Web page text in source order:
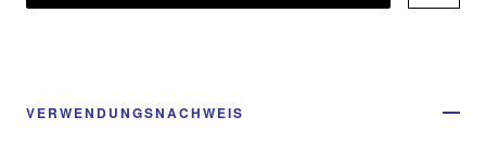
VERWENDUNGSNACHWEIS